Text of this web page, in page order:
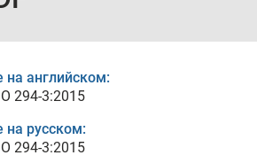
на английском:
294-3:2015
на русском:
294-3:2015